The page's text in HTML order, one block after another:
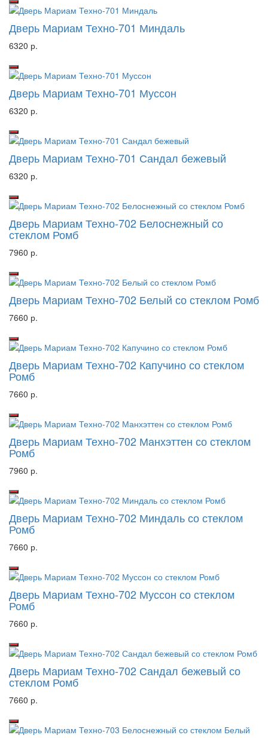
Дверь Мариам Техно-701 Миндаль
6320 р.
Дверь Мариам Техно-701 Муссон
6320 р.
Дверь Мариам Техно-701 Сандал бежевый
6320 р.
Дверь Мариам Техно-702 Белоснежный со
стеклом Ромб
7960 р.
Дверь Мариам Техно-702 Белый со стеклом Ромб
7660 р.
Дверь Мариам Техно-702 Капучино со стеклом
Ромб
7660 р.
Дверь Мариам Техно-702 Манхэттен со стеклом
Ромб
7960 р.
Дверь Мариам Техно-702 Миндаль со стеклом
Ромб
7660 р.
Дверь Мариам Техно-702 Муссон со стеклом
Ромб
7660 р.
Дверь Мариам Техно-702 Сандал бежевый со
стеклом Ромб
7660 р.